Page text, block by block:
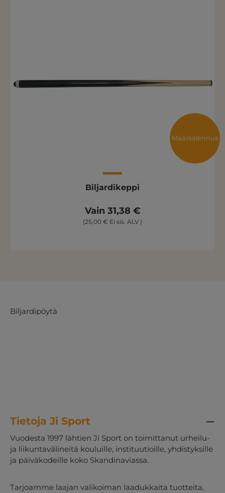
Määräalennus
Biljardikeppi
Vain 31,38 €
(25,00 € Ei sis. ALV )
Biljardipöytä
Tietoja Ji Sport
Vuodesta 1997 lähtien Ji Sport on toimittanut urheilu-
ja liikuntavälineitä kouluille, instituutioille, yhdistyksille
ja päiväkodeille koko Skandinaviassa.
Tarjoamme laajan valikoiman laadukkaita tuotteita,